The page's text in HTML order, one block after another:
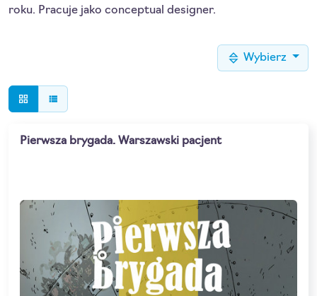
roku. Pracuje jako conceptual designer.
Wybierz
grid_view view_list
Pierwsza brygada. Warszawski pacjent